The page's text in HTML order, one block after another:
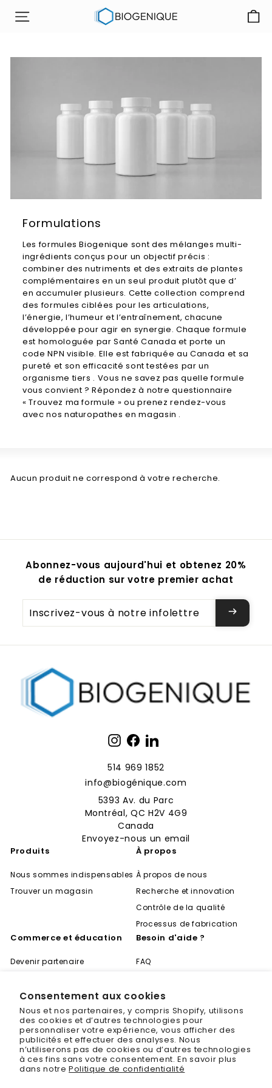
Consentement aux cookies
Nous et nos partenaires, y compris Shopify, utilisons
des cookies et d’autres technologies pour
personnaliser votre expérience, vous afficher des
publicités et effectuer des analyses. Nous
n’utiliserons pas de cookies ou d’autres technologies
à ces fins sans votre consentement. En savoir plus
dans notrePolitique de confidentialité
NAVIGATION B
g
i
I
c.
Formulations
Les formules Biogenique sont des mélanges multi-
ingrédients conçuspour un objectif précis :
combiner des nutriments et des extraits de plantes
complémentairesen un seul produit plutôt que d’
en accumuler plusieurs. Cette collection comprend
des formules ciblées pour les articulations,
l’énergie, l’humeur et l’entraînement, chacune
développée pour agir en synergie. Chaqueformule
est homologuée par SantéCanada et porte un
code NPN visible. Elle est fabriquée au Canada et sa
pureté et son efficacité sont testées par un
organisme tiers . Vous ne savez pas quelle formule
vous convient ? Répondez à notrequestionnaire
« Trouvez ma formule » ou prenez rendez-vous
avec nos naturopathesen magasin .
Aucun produit ne correspond à votre recherche.
Abonnez-vous aujourd'hui et obtenez 20%
de réduction sur votre premier achat
Inscrivez-
vous
notre
Instagram
Facebook
LinkedIn
514 969 1852
info@biogénique.com
5393 Av. du Parc
Montréal, QC H2V 4G9
Canada
Envoyez-nous un email
Produits
Nous sommes indispensables
Trouver un magasin
À propos
À propos de nous
Recherche et innovation
Contrôle de la qualité
Processus de fabrication
Commerce et éducation
Devenir partenaire
Carrière
Devenir expert
Centre d'apprentissage
Besoin d'aide ?
FAQ
Politique de confidentialité
Conditions d'utilisation
Contact
Économisez 20 % sur votre
premier achat